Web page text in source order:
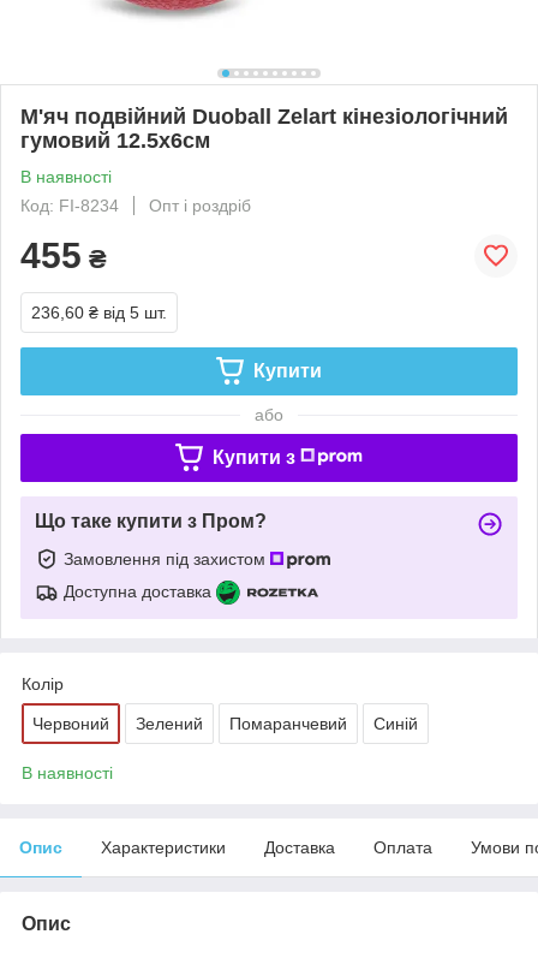
М'яч подвійний Duoball Zelart кінезіологічний
гумовий 12.5x6см
В наявності
Код: FI-8234
Опт і роздріб
455 ₴
236,60 ₴ від 5 шт.
Купити
або
Купити з
Що таке купити з Пром?
Замовлення під захистом
Доступна доставка
Колір
Червоний Зелений Помаранчевий Синій
В наявності
Опис Характеристики Доставка Оплата Умови
Опис